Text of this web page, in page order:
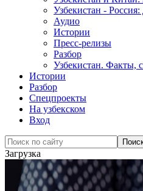
Узбекистан -
Аудио
Истории
Пресс-релизы
Разбор
Узбекистан. Факты,
Истории
Разбор
Спецпроекты
На узбекском
Вход
Загрузка